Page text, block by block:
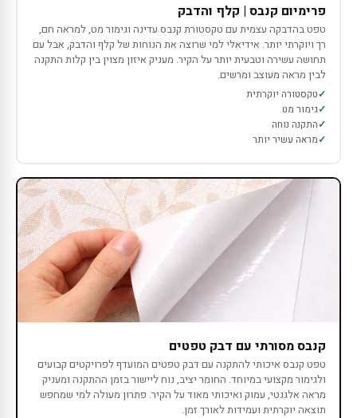
פרימיום קנבס | קלף והדבק
טפט בהדבקה עצמית עם טקסטורת קנבס עדינה וגימור מט, למראה חם,
רך ויוקרתי יותר. אידיאלי למי שרוצה את הנוחות של קלף והדבק, אבל עם
תחושה עשירה וטבעית יותר על הקיר. מעניק איזון מצוין בין קלות התקנה
לבין מראה מעוצב ומרשים.
טקסטורה יוקרתית
גימור מט
התקנה נוחה
מראה עשיר יותר
קנבס מסורתי עם דבק טפטים
טפט קנבס איכותי להתקנה עם דבק טפטים המועדף לפרויקטים קבועים
ולגימור מקצועי במיוחד. החומר יציב, נוח ליישור בזמן ההתקנה ומעניק
מראה אלגנטי, עמוק ואיכותי מאוד על הקיר. פתרון מעולה למי שמחפש
תוצאה יוקרתית ועמידות לאורך זמן.